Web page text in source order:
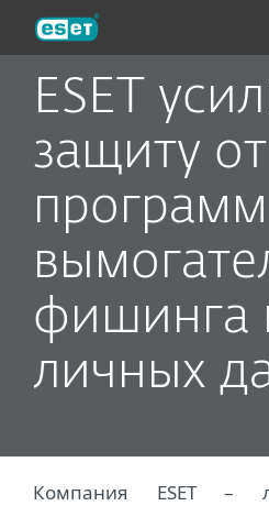
ESET
защиту от
фишинга
личных
Компания ESET –
ESET